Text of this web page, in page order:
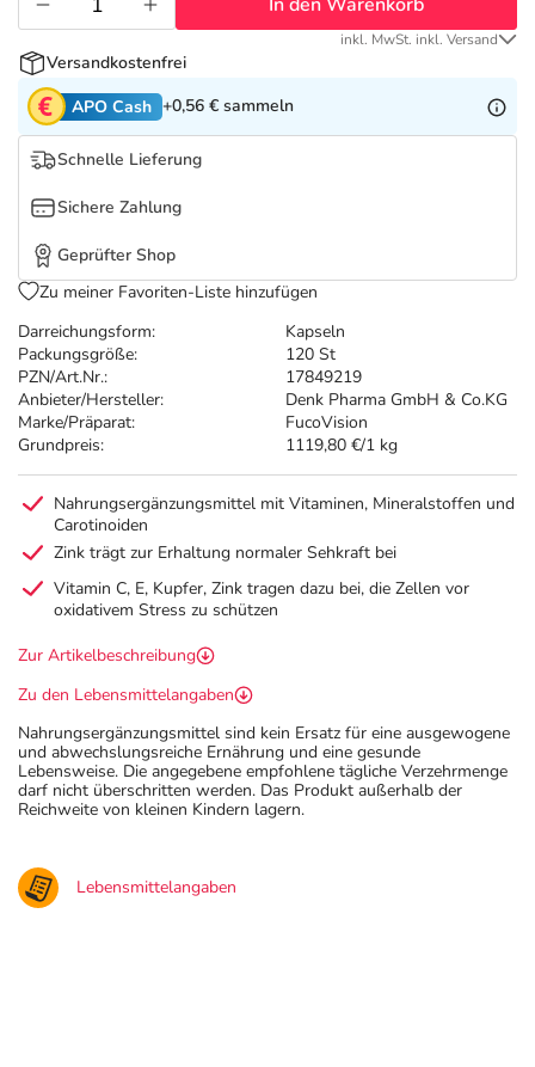
Tierapotheke
Vitamine & Mineralstoffe
Marken
Salus Deals
Darreichungsform:
Kapseln
Packungsgröße:
120 St
PZN/Art.Nr.:
17849219
Anbieter/Hersteller:
Denk Pharma GmbH & Co.KG
Marke/Präparat:
FucoVision
Grundpreis:
1119,80 €/1 kg
inkl. MwSt. inkl. Versand
Versandkostenfrei
APO Cash +0,56 € sammeln
Schnelle Lieferung
Sichere Zahlung
Geprüfter Shop
Zu meiner Favoriten-Liste hinzufügen
Nahrungsergänzungsmittel mit Vitaminen, Mineralstoffen und
Carotinoiden
Zink trägt zur Erhaltung normaler Sehkraft bei
Vitamin C, E, Kupfer, Zink tragen dazu bei, die Zellen vor
oxidativem Stress zu schützen
Zur Artikelbeschreibung
Zu den Lebensmittelangaben
Nahrungsergänzungsmittel sind kein Ersatz für eine ausgewogene
und abwechslungsreiche Ernährung und eine gesunde
Lebensweise. Die angegebene empfohlene tägliche Verzehrmenge
darf nicht überschritten werden. Das Produkt außerhalb der
Reichweite von kleinen Kindern lagern.
Lebensmittelangaben